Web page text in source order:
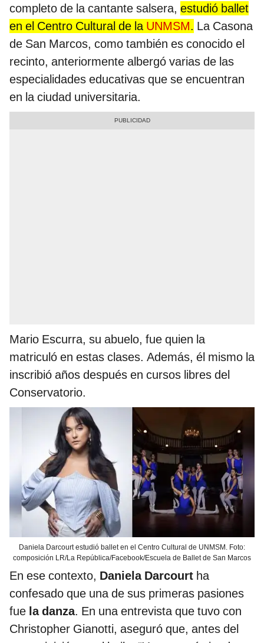
completo de la cantante salsera, estudió ballet
en el Centro Cultural de la UNMSM. La Casona
de San Marcos, como también es conocido el
recinto, anteriormente albergó varias de las
especialidades educativas que se encuentran
en la ciudad universitaria.
Mario Escurra, su abuelo, fue quien la
matriculó en estas clases. Además, él mismo la
inscribió años después en cursos libres del
Conservatorio.
Daniela Darcourt estudió ballet en el Centro Cultural de UNMSM. Foto:
composición LR/La República/Facebook/Escuela de Ballet de San Marcos
En ese contexto, Daniela Darcourt ha
confesado que una de sus primeras pasiones
fue la danza. En una entrevista que tuvo con
Christopher Gianotti, aseguró que, antes del